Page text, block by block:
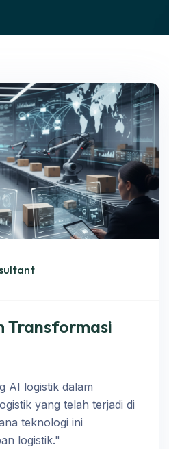
Transformasi
AI logistik dalam
yang telah terjadi di
teknologi ini
logistik."